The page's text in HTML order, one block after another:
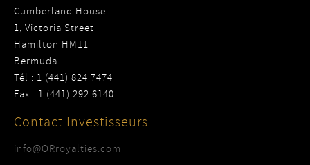
Cumberland House
1, Victoria Street
Hamilton HM11
Bermuda
Tél : 1 (441) 824 7474
Fax : 1 (441) 292 6140
Contact Investisseurs
info@ORroyalties.com